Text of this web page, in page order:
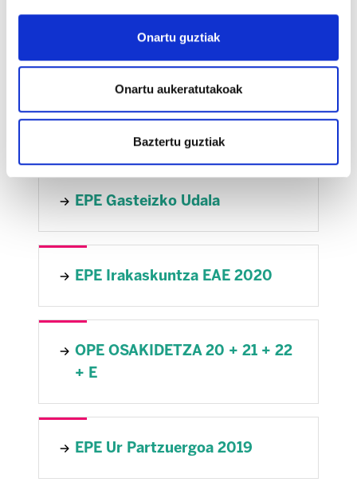
Onartu guztiak
Onartu aukeratutakoak
Baztertu guztiak
EPE Donostiako Udaleko
EPE Correos
EPE Gasteizko Udala
EPE Irakaskuntza EAE 2020
OPE OSAKIDETZA 20 + 21 + 22
+ E
EPE Ur Partzuergoa 2019